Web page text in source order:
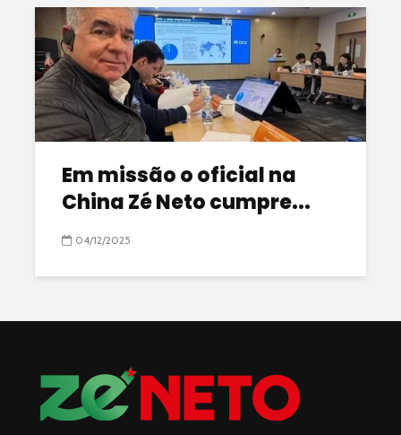
Em missão o oficial na
China Zé Neto cumpre...
04/12/2025